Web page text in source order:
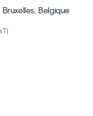
Belgique